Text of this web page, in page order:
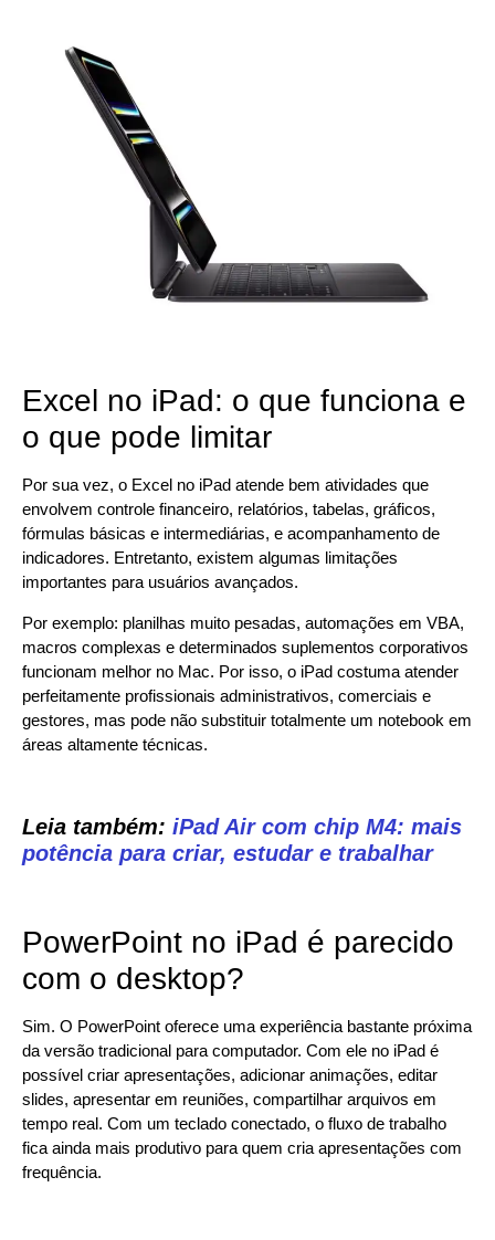
Excel no iPad: o que funciona e
o que pode limitar
Por sua vez, o Excel no iPad atende bem atividades que
envolvem controle financeiro, relatórios, tabelas, gráficos,
fórmulas básicas e intermediárias, e acompanhamento de
indicadores. Entretanto, existem algumas limitações
importantes para usuários avançados.
Por exemplo: planilhas muito pesadas, automações em VBA,
macros complexas e determinados suplementos corporativos
funcionam melhor no Mac. Por isso, o iPad costuma atender
perfeitamente profissionais administrativos, comerciais e
gestores, mas pode não substituir totalmente um notebook em
áreas altamente técnicas.
Leia também: iPad Air com chip M4: mais
potência para criar, estudar e trabalhar
PowerPoint no iPad é parecido
com o desktop?
Sim. O PowerPoint oferece uma experiência bastante próxima
da versão tradicional para computador. Com ele no iPad é
possível criar apresentações, adicionar animações, editar
slides, apresentar em reuniões, compartilhar arquivos em
tempo real. Com um teclado conectado, o fluxo de trabalho
fica ainda mais produtivo para quem cria apresentações com
frequência.